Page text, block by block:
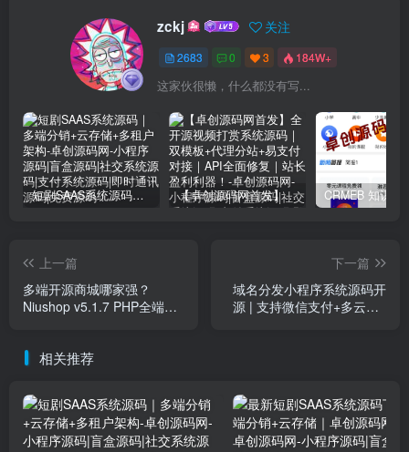
zckj 关注
2683 0 3 184W+
这家伙很懒，什么都没有写...
短剧SAAS系统源码｜多端分销+云存储+多租户架构 【卓创源码网首发】全开源视频打赏系统源码｜双模板+代理分站+易支付对接｜API全面修复｜站长盈利利器！​
上一篇
多端开源商城哪家强？
Niushop v5.1.7 PHP全端覆
下一篇
域名分发小程序系统源码开
源 | 支持微信支付+多云API
相关推荐